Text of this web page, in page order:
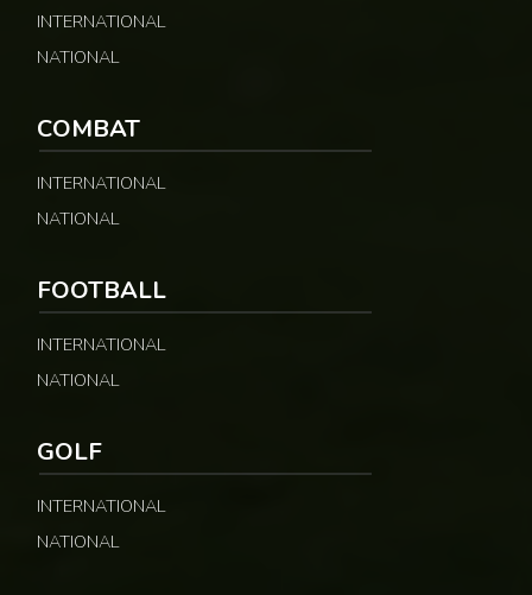
INTERNATIONAL
NATIONAL
COMBAT
INTERNATIONAL
NATIONAL
FOOTBALL
INTERNATIONAL
NATIONAL
GOLF
INTERNATIONAL
NATIONAL